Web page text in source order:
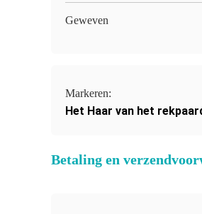
Geweven
Markeren:
Het Haar van het
Betaling en